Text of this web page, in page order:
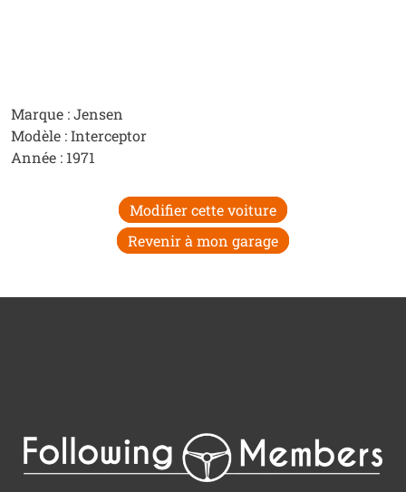
Marque : Jensen
Modèle : Interceptor
Année : 1971
Modifier cette voiture
Revenir à mon garage